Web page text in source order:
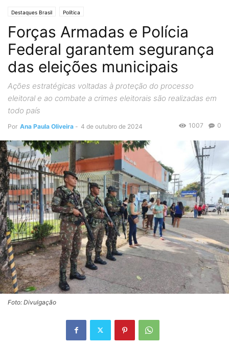
Destaques Brasil Política
Forças Armadas e Polícia
Federal garantem segurança
das eleições municipais
Ações estratégicas voltadas à proteção do processo
eleitoral e ao combate a crimes eleitorais são realizadas em
todo país
Por Ana Paula Oliveira - 4 de outubro de 2024 0
1007
Foto: Divulgação